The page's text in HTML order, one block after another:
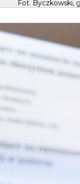
Fot. Byczkowski,